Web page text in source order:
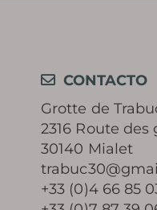
SOLDADOS
CONTACTO
Grotte de
2316 Route
30140 Mialet
+33 (0)4 66 85